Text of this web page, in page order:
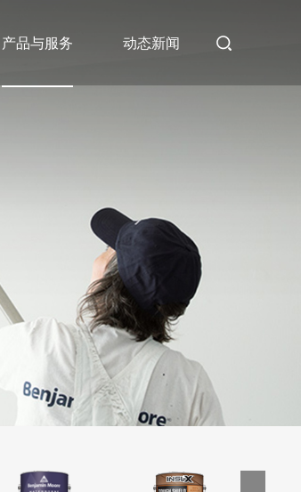
产品与服务 动态新闻